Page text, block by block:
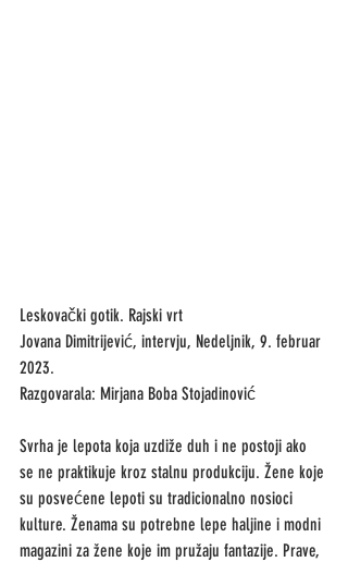
Leskovački gotik. Rajski vrt
Jovana Dimitrijević, intervju, Nedeljnik, 9. februar
2023.
Razgovarala: Mirjana Boba Stojadinović
Svrha je lepota koja uzdiže duh i ne postoji ako
se ne praktikuje kroz stalnu produkciju. Žene koje
su posvećene lepoti su tradicionalno nosioci
kulture. Ženama su potrebne lepe haljine i modni
magazini za žene koje im pružaju fantazije. Prave,